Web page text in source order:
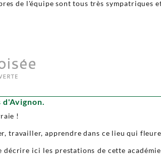
de l'équipe sont tous très sympatriques
d'Avignon.
!
travailler, apprendre dans ce lieu qui
ici les prestations de cette